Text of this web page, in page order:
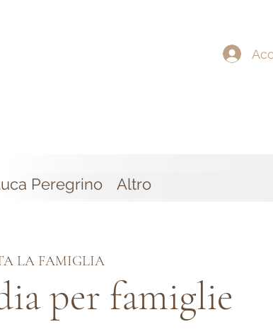
Peregrino Altro
LA FAMIGLIA
per famiglie